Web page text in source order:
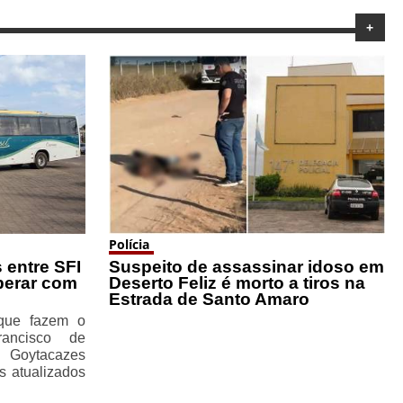
+
SFI
com
fazem o
de
atualizados
Polícia
Suspeito de assassinar idoso em
Deserto Feliz é morto a tiros na
Estrada de Santo Amaro